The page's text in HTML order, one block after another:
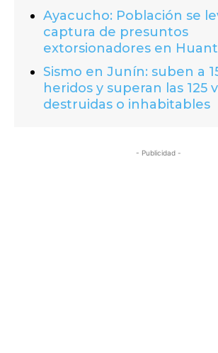
Ayacucho: Población se
captura de presuntos
extorsionadores en
Sismo en Junín: suben a
heridos y superan las 125
destruidas o inhabitables
- Publicidad -